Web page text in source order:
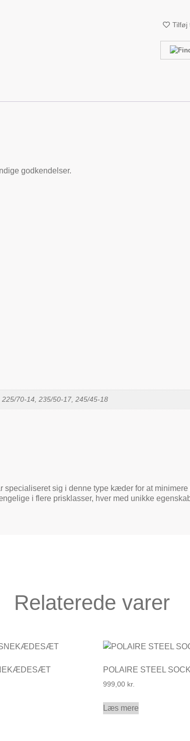
Tilføj
godkendelser.
70-14, 235/50-17, 245/45-18
sig i denne type kæder for at
i flere prisklasser, hver med unikke
Relaterede varer
POLAIRE STEEL
999,00 kr.
Læs mere